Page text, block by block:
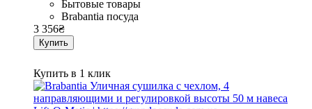
Бытовые товары
Brabantia посуда
3 356₴
Купить
Купить в 1 клик